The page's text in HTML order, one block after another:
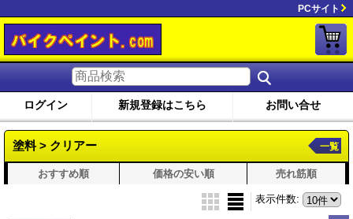
PCサイト
ログイン 新規登録はこちら お問い合せ
塗料 > クリアー 一覧
おすすめ順 価格の安い順 売れ筋順
表示件数: